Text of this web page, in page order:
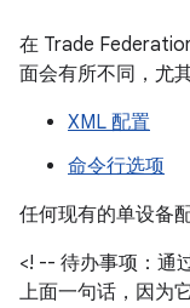
在 Trade
面会有所不同，尤
XML 配置
命令行选项
任何现有的单设备
<! -- 待办事项：通
上面一句话，因为